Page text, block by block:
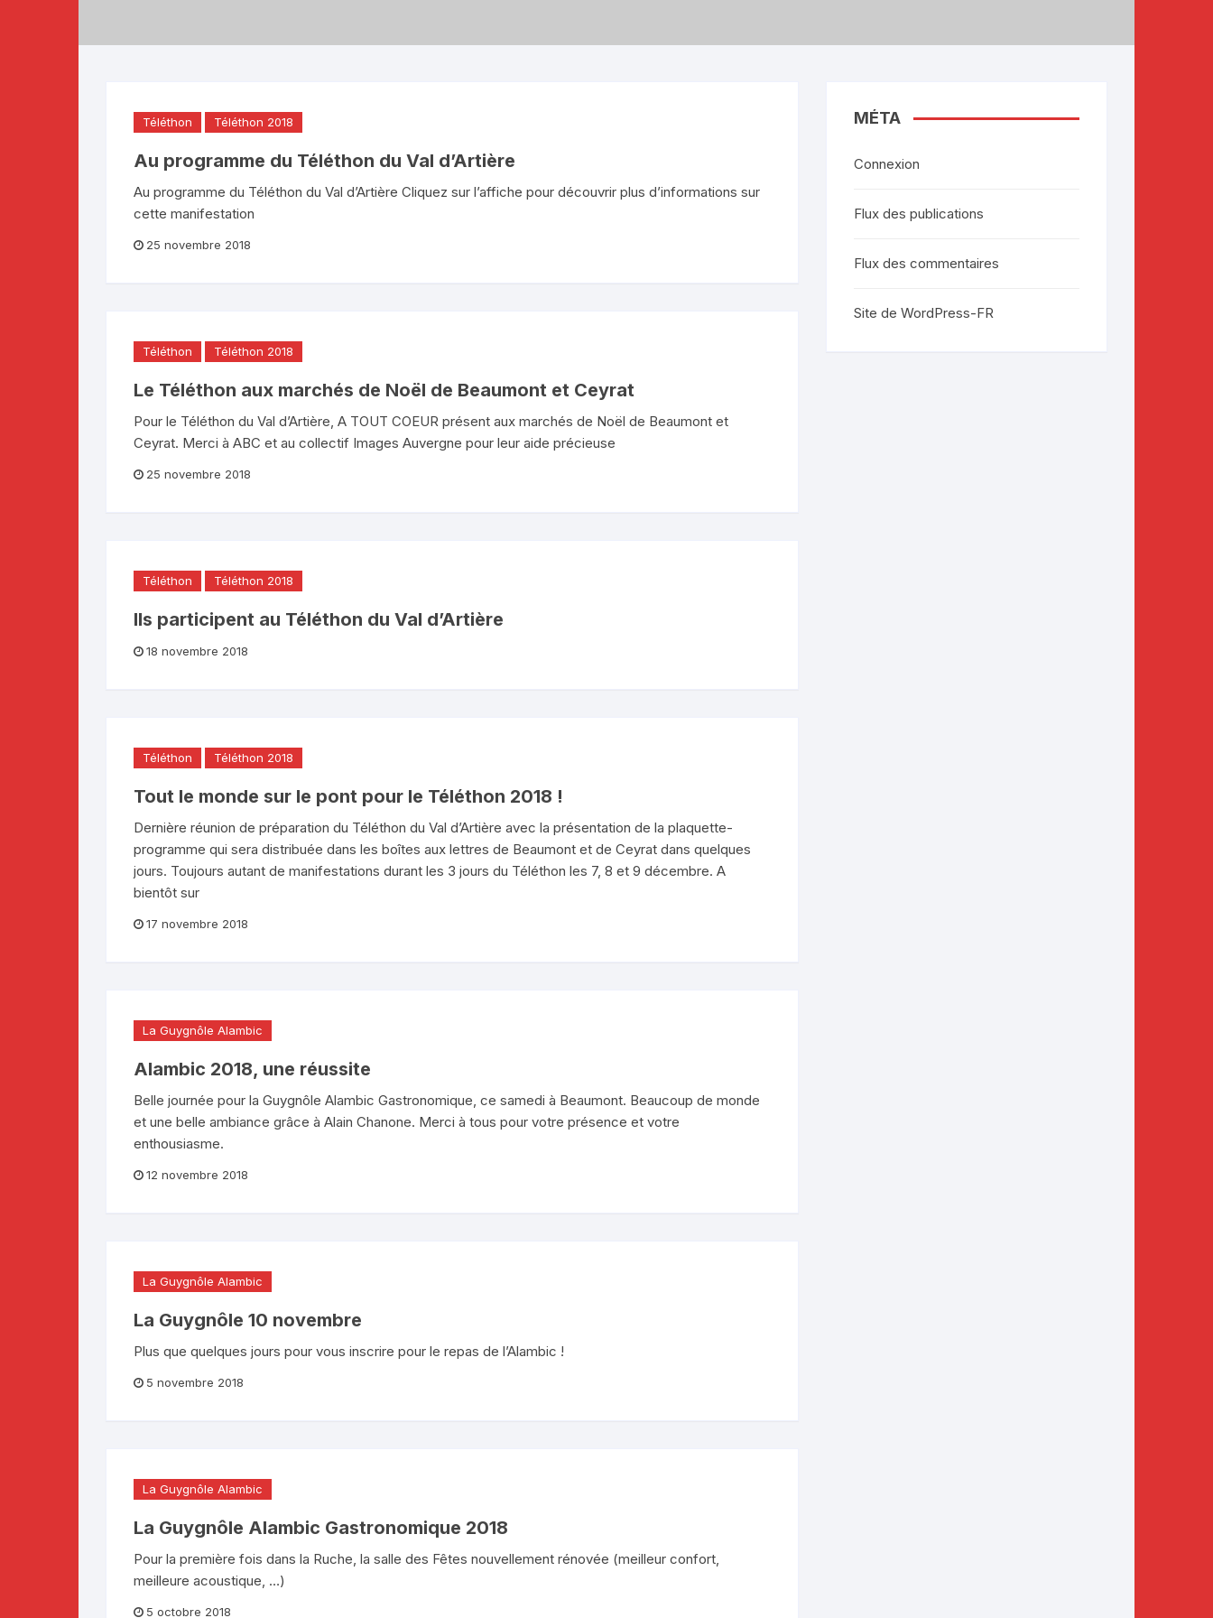
Téléthon 2017
Téléthon Téléthon 2018
Au programme du Téléthon du Val d’Artière
Au programme du Téléthon du Val d’Artière Cliquez sur l’affiche pour découvrir plus d’informations sur
cette manifestation
25 novembre 2018
Téléthon Téléthon 2018
Le Téléthon aux marchés de Noël de Beaumont et Ceyrat
Pour le Téléthon du Val d’Artière, A TOUT COEUR présent aux marchés de Noël de Beaumont et
Ceyrat. Merci à ABC et au collectif Images Auvergne pour leur aide précieuse
25 novembre 2018
Téléthon Téléthon 2018
Ils participent au Téléthon du Val d’Artière
18 novembre 2018
Téléthon Téléthon 2018
Tout le monde sur le pont pour le Téléthon 2018 !
Dernière réunion de préparation du Téléthon du Val d’Artière avec la présentation de la plaquette-
programme qui sera distribuée dans les boîtes aux lettres de Beaumont et de Ceyrat dans quelques
jours. Toujours autant de manifestations durant les 3 jours du Téléthon les 7, 8 et 9 décembre. A
bientôt sur
17 novembre 2018
La Guygnôle Alambic
Alambic 2018, une réussite
Belle journée pour la Guygnôle Alambic Gastronomique, ce samedi à Beaumont. Beaucoup de monde
et une belle ambiance grâce à Alain Chanone. Merci à tous pour votre présence et votre
enthousiasme.
12 novembre 2018
La Guygnôle Alambic
La Guygnôle 10 novembre
Plus que quelques jours pour vous inscrire pour le repas de l’Alambic !
5 novembre 2018
La Guygnôle Alambic
La Guygnôle Alambic Gastronomique 2018
Pour la première fois dans la Ruche, la salle des Fêtes nouvellement rénovée (meilleur confort,
meilleure acoustique, …)
5 octobre 2018
MÉTA
Connexion
Flux des publications
Flux des commentaires
Site de WordPress-FR